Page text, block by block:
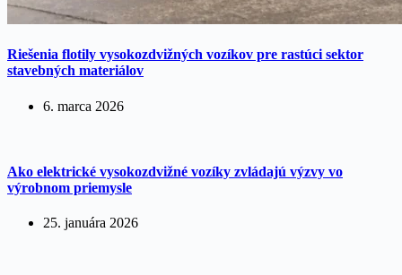
Riešenia flotily vysokozdvižných vozíkov pre rastúci sektor
stavebných materiálov
6. marca 2026
Ako elektrické vysokozdvižné vozíky zvládajú výzvy vo
výrobnom priemysle
25. januára 2026